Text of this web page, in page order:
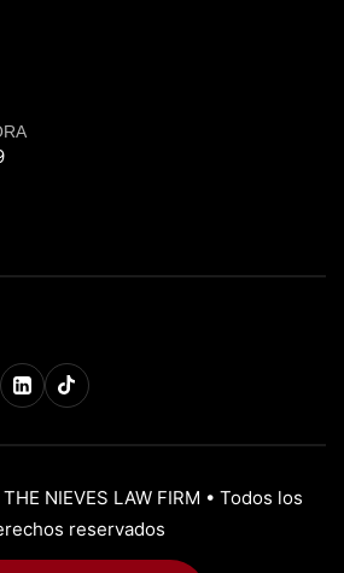
NIEVES LAW FIRM • Todos los
reservados